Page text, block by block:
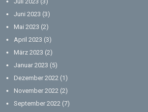
Juni 2023 (3)
Mai 2023 (2)
April 2023 (3)
März 2023 (2)
Januar 2023 (5)
Dezember 2022 (1)
November 2022 (2)
September 2022 (7)